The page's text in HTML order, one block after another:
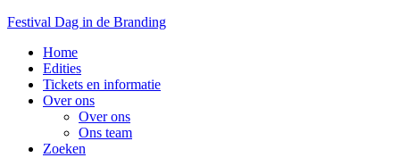
Festival Dag in de Branding
Home
Edities
Tickets en informatie
Over ons
Over ons
Ons team
Zoeken